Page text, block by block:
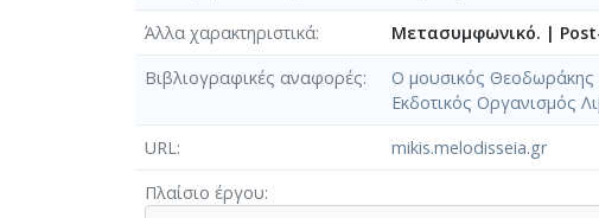
Άλλα χαρακτηριστικά
Μετασυμφωνικό. |
Βιβλιογραφικές αναφορές
Ο μουσικός Θεοδωράκης
Εκδοτικός Οργανισμός
URL
mikis.melodisseia.gr
Πλαίσιο έργου